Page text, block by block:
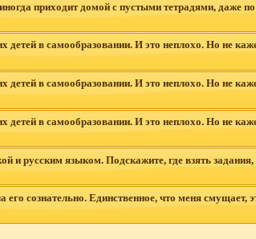
приходит домой с пустыми тетрадями, даже
в самообразовании. И это неплохо. Но не
в самообразовании. И это неплохо. Но не
в самообразовании. И это неплохо. Но не
русским языком. Подскажите, где взять
сознательно. Единственное, что меня смущает,